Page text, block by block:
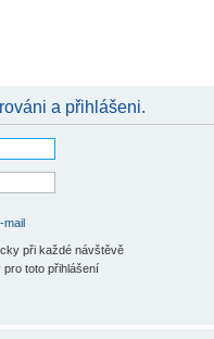
a přihlášeni.
mail
při každé návštěvě
pro toto přihlášení